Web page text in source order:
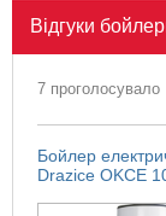
Відгуки
7 проголосувало
Бойлер
Drazice OKCE